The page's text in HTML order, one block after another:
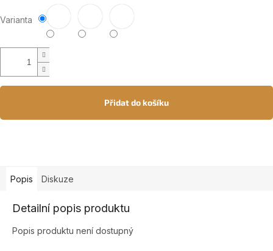
Varianta
Přidat do košíku
Popis Diskuze
Detailní popis produktu
Popis produktu není dostupný